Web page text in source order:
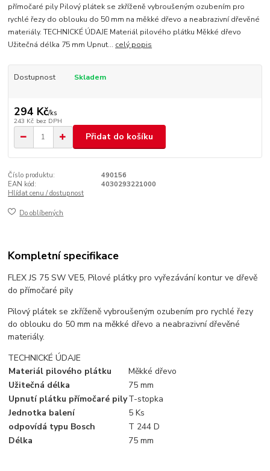
přímočaré pily Pilový plátek se zkříženě vybroušeným ozubením pro
rychlé řezy do oblouku do 50 mm na měkké dřevo a neabrazivní dřevěné
materiály. TECHNICKÉ ÚDAJE Materiál pilového plátku Měkké dřevo
Užitečná délka 75 mm Upnut... celý popis
Dostupnost Skladem
294 Kč/ks
243 Kč bez DPH
Přidat do košíku
Číslo produktu:
490156
EAN kód:
4030293221000
Hlídat cenu / dostupnost
Do oblíbených
Kompletní specifikace
FLEX JS 75 SW VE5, Pilové plátky pro vyřezávání kontur ve dřevě
do přímočaré pily
Pilový plátek se zkříženě vybroušeným ozubením pro rychlé řezy
do oblouku do 50 mm na měkké dřevo a neabrazivní dřevěné
materiály.
TECHNICKÉ ÚDAJE
Materiál pilového plátku
Měkké dřevo
Užitečná délka
75 mm
Upnutí plátku přímočaré pilyT-stopka
Jednotka balení
5 Ks
odpovídá typu Bosch
T 244 D
Délka
75 mm